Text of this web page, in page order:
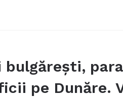
pe Dunăre.